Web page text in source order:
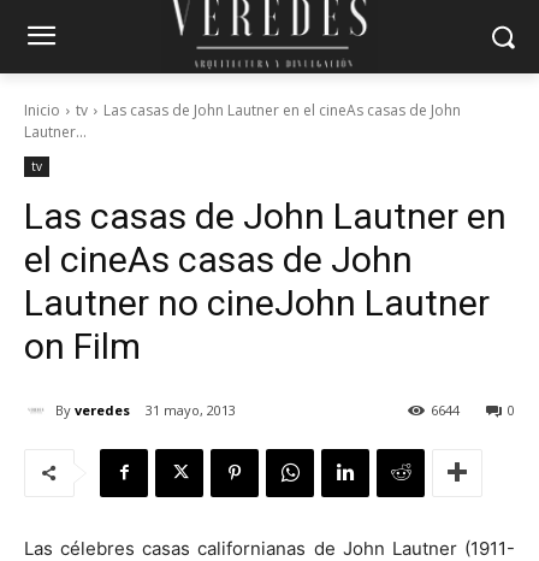
Inicio tv
Las casas de John Lautner en el cineAs casas de John
Lautner...
tv
Las casas de John Lautner en
el cineAs casas de John
Lautner no cineJohn Lautner
on Film
By veredes 31 mayo, 2013 0
6644
Las célebres casas californianas de John Lautner (1911-